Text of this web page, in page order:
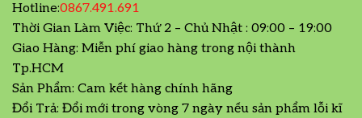
Hotline:0867.491.691
Thời Gian Làm Việc: Thứ 2 – Chủ Nhật : 09:00 – 19:00
Giao Hàng: Miễn phí giao hàng trong nội thành
Tp.HCM
Sản Phẩm: Cam kết hàng chính hãng
Đổi Trả: Đổi mới trong vòng 7 ngày nếu sản phẩm lỗi kĩ